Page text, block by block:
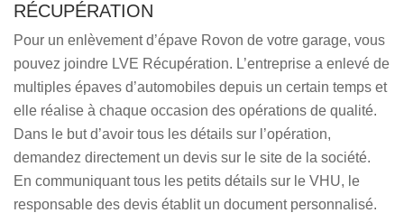
RÉCUPÉRATION
Pour un enlèvement d’épave Rovon de votre garage, vous
pouvez joindre LVE Récupération. L’entreprise a enlevé de
multiples épaves d’automobiles depuis un certain temps et
elle réalise à chaque occasion des opérations de qualité.
Dans le but d’avoir tous les détails sur l’opération,
demandez directement un devis sur le site de la société.
En communiquant tous les petits détails sur le VHU, le
responsable des devis établit un document personnalisé.